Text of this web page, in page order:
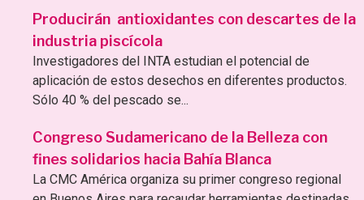
Producirán antioxidantes con descartes de la
industria piscícola
Investigadores del INTA estudian el potencial de
aplicación de estos desechos en diferentes productos.
Sólo 40 % del pescado se...
Congreso Sudamericano de la Belleza con
fines solidarios hacia Bahía Blanca
La CMC América organiza su primer congreso regional